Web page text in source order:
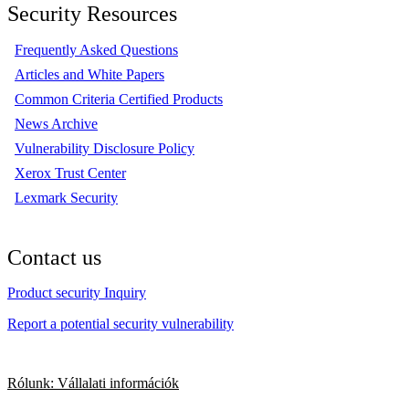
Security Resources
Frequently Asked Questions
Articles and White Papers
Common Criteria Certified Products
News Archive
Vulnerability Disclosure Policy
Xerox Trust Center
Lexmark Security
Contact us
Product security Inquiry
Report a potential security vulnerability
Rólunk: Vállalati információk